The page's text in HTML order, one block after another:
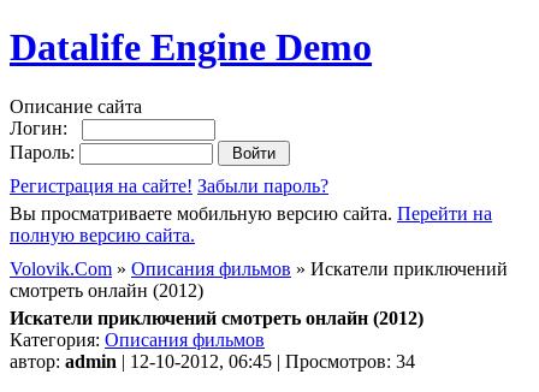
Datalife Engine Demo
Описание сайта
Логин:
Пароль:
Регистрация на сайте! Забыли пароль?
Вы просматриваете мобильную версию сайта. Перейти на
полную версию сайта.
Volovik.Com » Описания фильмов » Искатели приключений
смотреть онлайн (2012)
Искатели приключений смотреть онлайн (2012)
Категория: Описания фильмов
автор: admin | 12-10-2012, 06:45 | Просмотров: 34